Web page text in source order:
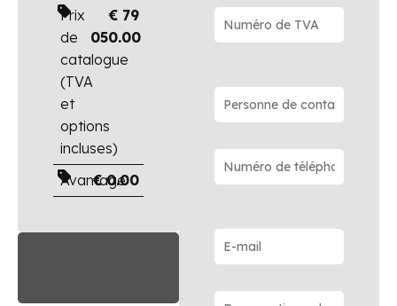
Prix
de
catalogue
(TVA
et
options
incluses)
€ 79
050.00
Avantage
€0.00